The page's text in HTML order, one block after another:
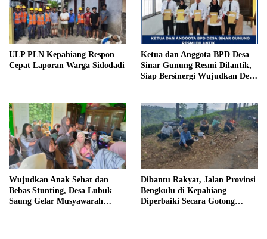
ULP PLN Kepahiang Respon
Cepat Laporan Warga Sidodadi
Ketua dan Anggota BPD Desa
Sinar Gunung Resmi Dilantik,
Siap Bersinergi Wujudkan Desa
Wujudkan Anak Sehat dan
Bebas Stunting, Desa Lubuk
Saung Gelar Musyawarah
Dibantu Rakyat, Jalan Provinsi
Bengkulu di Kepahiang
Diperbaiki Secara Gotong